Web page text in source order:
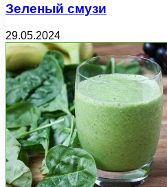
Зеленый смузи
29.05.2024